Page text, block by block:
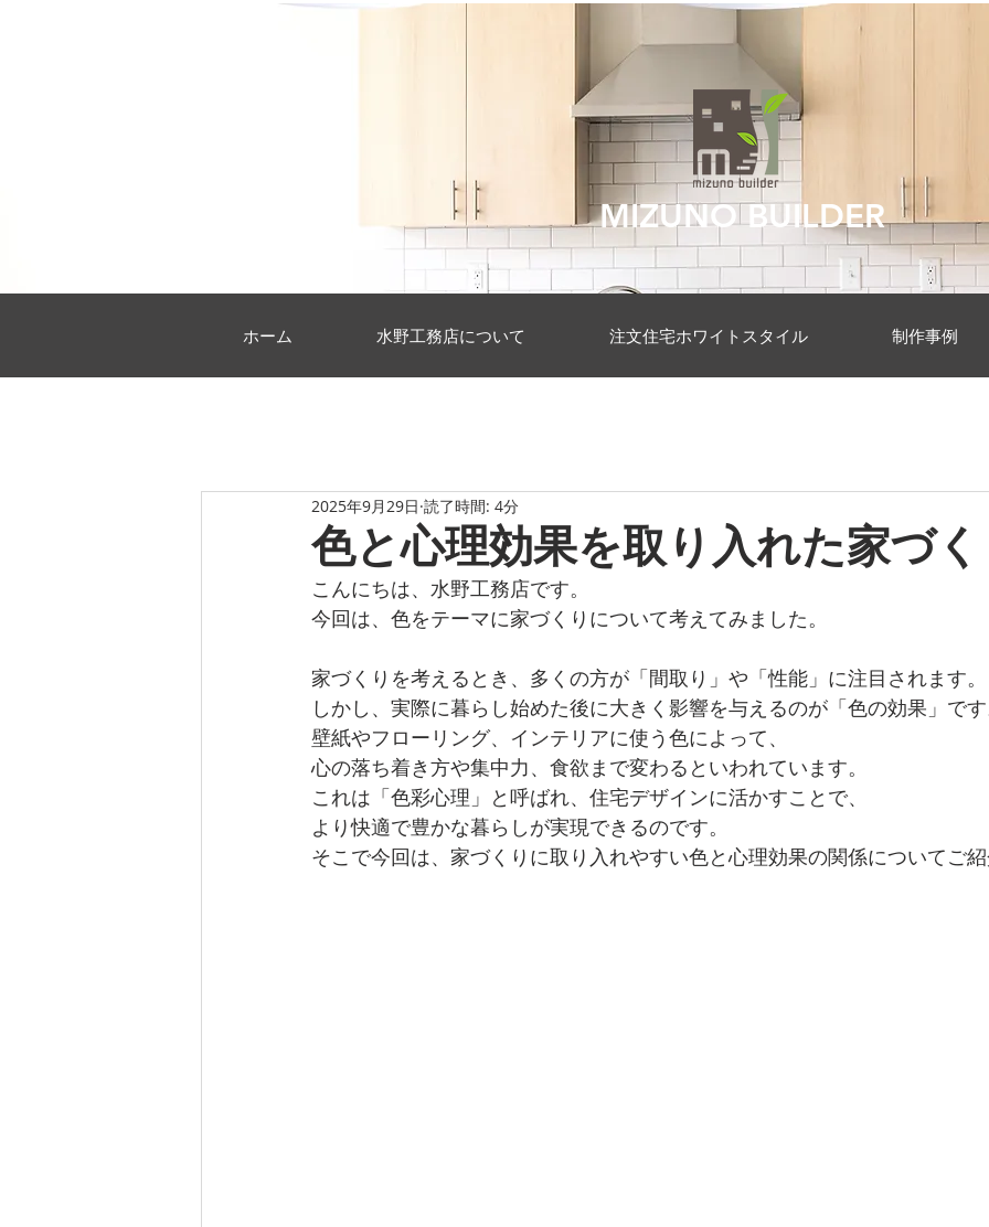
色と心理効果を取り入れた家づ
2025年9月29日 読了時間: 4分
こんにちは、水野工務店です。
今回は、色をテーマに家づくりについて考えてみました。
家づくりを考えるとき、多くの方が「間取り」や「性能」に注目されます。
しかし、実際に暮らし始めた後に大きく影響を与えるのが「色の効果」で
壁紙やフローリング、インテリアに使う色によって、
心の落ち着き方や集中力、食欲まで変わるといわれています。
これは「色彩心理」と呼ばれ、住宅デザインに活かすことで、
より快適で豊かな暮らしが実現できるのです。
そこで今回は、家づくりに取り入れやすい色と心理効果の関係についてご
ホーム 水野工務店について 注文住宅ホワイトスタイル 制作事例
MIZUNO BUILDER